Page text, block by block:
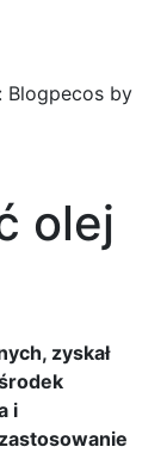
Blogpecos by
olej
zyskał
i